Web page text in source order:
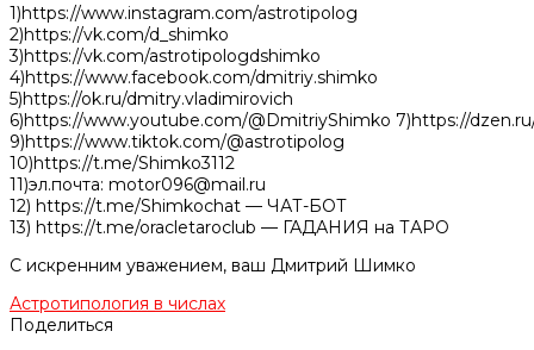
1)https://www.instagram.com/astrotipolog
2)https://vk.com/d_shimko
3)https://vk.com/astrotipologdshimko
4)https://www.facebook.com/dmitriy.shimko
5)https://ok.ru/dmitry.vladimirovich
6)https://www.youtube.com/@DmitriyShimko 7)https://
9)https://www.tiktok.com/@astrotipolog
10)https://t.me/Shimko3112
11)эл.почта: motor096@mail.ru
12) https://t.me/Shimkochat — ЧАТ-БОТ
13) https://t.me/oracletaroclub — ГАДАНИЯ на ТАРО
С искренним уважением, ваш Дмитрий Шимко
Астротипология в числах
Поделиться